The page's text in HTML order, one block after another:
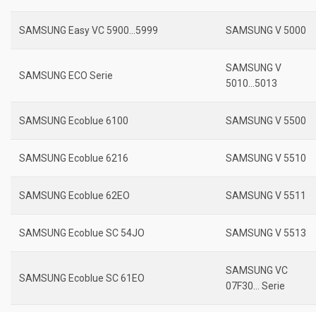
SAMSUNG Easy VC 5900…5999 SAMSUNG V 5000
SAMSUNG ECO Serie
SAMSUNG V
5010…5013
SAMSUNG Ecoblue 6100 SAMSUNG V 5500
SAMSUNG Ecoblue 6216 SAMSUNG V 5510
SAMSUNG Ecoblue 62EO SAMSUNG V 5511
SAMSUNG Ecoblue SC 54JO SAMSUNG V 5513
SAMSUNG Ecoblue SC 61EO
SAMSUNG VC
07F30… Serie